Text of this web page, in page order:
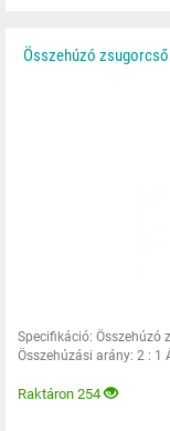
Összehúzó
Specifikáció: Összehúzó
Összehúzási arány: 2 : 1
Raktáron 254